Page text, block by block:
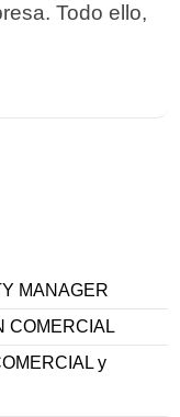
Todo ello,
MANAGER
COMERCIAL
y